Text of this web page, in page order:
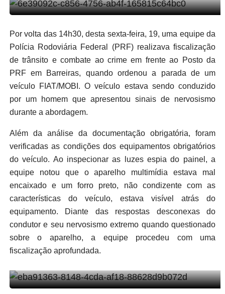
Por volta das 14h30, desta sexta-feira, 19, uma equipe da
Polícia Rodoviária Federal (PRF) realizava fiscalização
de trânsito e combate ao crime em frente ao Posto da
PRF em Barreiras, quando ordenou a parada de um
veículo FIAT/MOBI. O veículo estava sendo conduzido
por um homem que apresentou sinais de nervosismo
durante a abordagem.
Além da análise da documentação obrigatória, foram
verificadas as condições dos equipamentos obrigatórios
do veículo. Ao inspecionar as luzes espia do painel, a
equipe notou que o aparelho multimídia estava mal
encaixado e um forro preto, não condizente com as
características do veículo, estava visível atrás do
equipamento. Diante das respostas desconexas do
condutor e seu nervosismo extremo quando questionado
sobre o aparelho, a equipe procedeu com uma
fiscalização aprofundada.